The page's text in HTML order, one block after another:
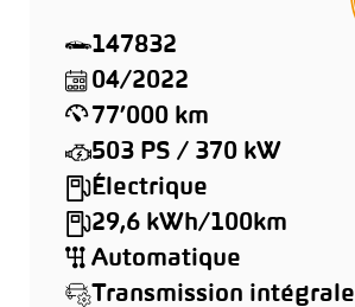
147832
04/2022
77’000 km
503 PS / 370 kW
Électrique
29,6 kWh/100km
Automatique
Transmission intégrale